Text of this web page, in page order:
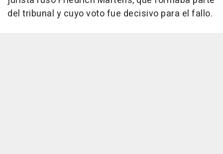
del tribunal y cuyo voto fue decisivo para el fallo.